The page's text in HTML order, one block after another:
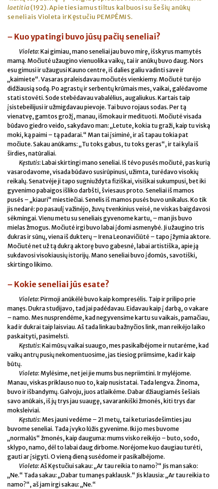
laetitia(192). Apie tiesiamus tiltus kalbuosi su šešių anūkų
seneliais Violeta ir Kęstučiu PEMPĖMIS.
– Kuo ypatingi buvo jūsų pačių seneliai?
Violeta: Kai gimiau, mano seneliai jau buvo mirę, išskyrus mamytės
mamą. Močiutė užaugino vienuolika vaikų, tai ir anūkų buvo daug. Nors
esu gimusi ir užaugusi Kauno centre, iš dalies galiu vadinti save ir
„kaimiete“. Vasaras praleisdavau močiutės vienkiemy. Močiutė turėjo
didžiausią sodą. Po agrastų ir serbentų krūmais mes, vaikai, galėdavome
stati stovėti. Sode stebėdavau vabalėlius, augaliukus. Kartais taip
įsistebeilijusi ir užmigdavau pievoje. Tai buvo rojaus sodas. Per tą
vienatvę, gamtos grožį, manau, išmokau ir medituoti. Močiutė visada
būdavo giedro veido, sakydavo man: „Letute, kokia tu graži, kaip tu viską
moki, ką paimi – tą padarai.“ Man tai įsiminė, ir aš tapau tokia pat
močiute. Sakau anūkams: „Tu toks gabus, tu toks geras“, ir tai kyla iš
širdies, natūraliai.
Kęstutis: Labai skirtingi mano seneliai. Iš tėvo pusės močiutė, pas kurią
vasarodavome, visada būdavo susirūpinusi, užimta, turėdavo visokių
reikalų. Senatvėje ji tapo sugniuždyta fiziškai, visiškai sukumpusi, bet iki
gyvenimo pabaigos išliko darbšti, šviesaus proto. Seneliai iš mamos
pusės – „kiauri“ miestiečiai. Senelis iš mamos pusės buvo unikalus. Ko tik
jis nedarė: po pasaulį važinėjo, žuvų tvenkinius veisė, ne viskas baigdavosi
sėkmingai. Vienu metu su seneliais gyvenome kartu, – man jis buvo
mielas žmogus. Močiutė irgi buvo labai įdomi asmenybė. Ji užaugino tris
dukras ir sūnų, viena iš dukterų – Irena Leonavičiūtė – tapo įžymia aktore.
Močiutė net už tą dukrą aktorę buvo gabesnė, labai artistiška, apie ją
sukdavosi visokiausių istorijų. Mano seneliai buvo įdomūs, savotiški,
skirtingo likimo.
– Kokie seneliai jūs esate?
Violeta: Pirmoji anūkėlė buvo kaip kompresėlis. Taip ir prilipo prie
manęs. Dukra studijavo, tad jai padėdavau. Eidavau kaip į darbą, o vakare
– namo. Mes nusprendėme, kad negyvensime kartu su vaikais, pamačiau,
kad ir dukrai taip laisviau. Aš tada linkau bažnyčios link, man reikėjo laiko
paskaityti, pasimelsti.
Kęstutis: Kai mūsų vaikai suaugo, mes pasikalbėjome ir nutarėme, kad
vaikų antrų pusių nekomentuosime, jas tiesiog priimsime, kad ir kaip
būtų.
Violeta: Mylėsime, net jei jie mums bus nepriimtini. Ir mylėjome.
Manau, viskas priklauso nuo to, kaip nusistatai. Tada lengva. Žinoma,
buvo ir išbandymų. Galvoju, juos atlaikėme. Dabar džiaugiamės šešiais
savo anūkais, iš jų trys jau suaugę, savarankiški žmonės, kiti trys dar
moksleiviai.
Kęstutis: Mes jauni vedėme – 21 metų, tai keturiasdešimties jau
buvome seneliai. Tada įvyko lūžis gyvenime. Iki jo mes buvome
„normalūs“ žmonės, kaip dauguma: mums visko reikėjo – buto, sodo,
sklypo, namo, dėl to labai daug dirbome. Norėjome kuo daugiau turėti,
gauti ar įsigyti. O vieną dieną susėdome ir pasikalbėjome.
Violeta: Aš Kęstučiui sakau: „Ar tau reikia to namo?“ Jis man sako:
„Ne.“ Tada sakau: „Dabar tu manęs paklausk.“ Jis klausia: „Ar tau reikia to
namo?“, aš jam irgi sakau: „Ne.“